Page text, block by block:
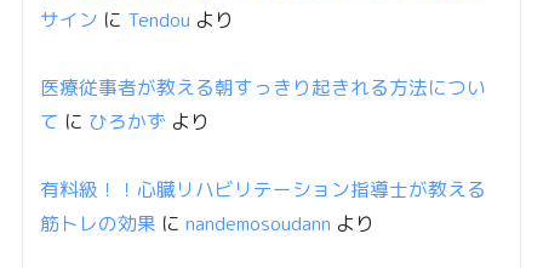
サイン に Tendou より
医療従事者が教える朝すっきり起きれる方法につい
て に ひろかず より
有料級！！心臓リハビリテーション指導士が教える
筋トレの効果 に nandemosoudann より